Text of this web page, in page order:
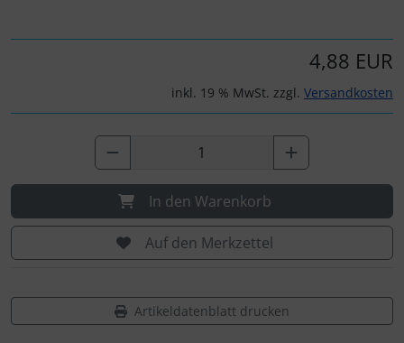
4,88 EUR
inkl. 19 % MwSt. zzgl. Versandkosten
In den Warenkorb
Auf den Merkzettel
Artikeldatenblatt drucken